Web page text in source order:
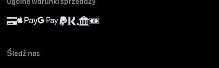
FAQ
Śledź nas